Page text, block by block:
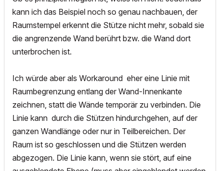
kann ich das Beispiel noch so genau nachbauen, der
Raumstempel erkennt die Stütze nicht mehr, sobald sie
die angrenzende Wand berührt bzw. die Wand dort
unterbrochen ist.
Ich würde aber als Workaround eher eine Linie mit
Raumbegrenzung entlang der Wand-Innenkante
zeichnen, statt die Wände temporär zu verbinden. Die
Linie kann durch die Stützen hindurchgehen, auf der
ganzen Wandlänge oder nur in Teilbereichen. Der
Raum ist so geschlossen und die Stützen werden
abgezogen. Die Linie kann, wenn sie stört, auf eine